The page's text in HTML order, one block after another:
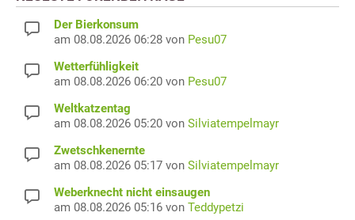
Der Bierkonsum
am 08.08.2026 06:28 von Pesu07
Wetterfühligkeit
am 08.08.2026 06:20 von Pesu07
Weltkatzentag
am 08.08.2026 05:20 von Silviatempelmayr
Zwetschkenernte
am 08.08.2026 05:17 von Silviatempelmayr
Weberknecht nicht einsaugen
am 08.08.2026 05:16 von Teddypetzi